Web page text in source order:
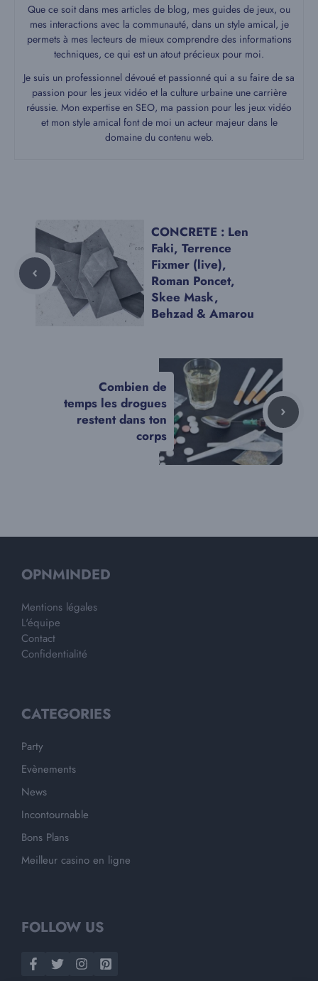
Que ce soit dans mes articles de blog, mes guides de jeux, ou
mes interactions avec la communauté, dans un style amical, je
permets à mes lecteurs de mieux comprendre des informations
techniques, ce qui est un atout précieux pour moi.
Je suis un professionnel dévoué et passionné qui a su faire de sa
passion pour les jeux vidéo et la culture urbaine une carrière
réussie. Mon expertise en SEO, ma passion pour les jeux vidéo
et mon style amical font de moi un acteur majeur dans le
domaine du contenu web.
CONCRETE : Len
Faki, Terrence
Fixmer (live),
Roman Poncet,
Skee Mask,
Behzad & Amarou
Combien de
temps les drogues
restent dans ton
corps
OPNMINDED
Mentions légales
L'équipe
Contact
Confidentialité
CATEGORIES
Party
Evènements
News
Incontournable
Bons Plans
Meilleur casino en ligne
FOLLOW US